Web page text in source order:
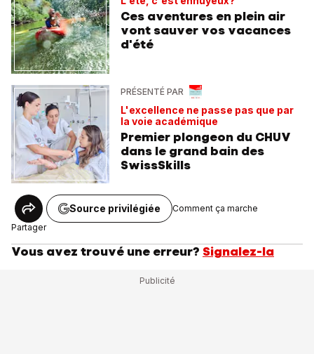
Ces aventures en plein air
vont sauver vos vacances
d'été
PRÉSENTÉ PAR
L'excellence ne passe pas que par
la voie académique
Premier plongeon du CHUV
dans le grand bain des
SwissSkills
Partager
Source privilégiée Comment ça marche
Vous avez trouvé une erreur? Signalez-la